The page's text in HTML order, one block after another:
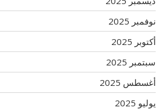
نوفمبر 2025
أكتوبر 2025
سبتمبر 2025
أغسطس 2025
يوليو 2025